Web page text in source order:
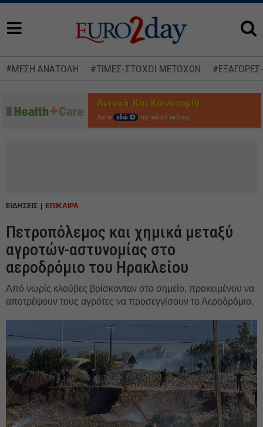
#ΜΕΣΗ ΑΝΑΤΟΛΗ #ΤΙΜΕΣ-ΣΤΟΧΟΙ ΜΕΤΟΧΩΝ
Δείτε εδώ την ειδική έκδοση
ΕΙΔΗΣΕΙΣ ΕΠΙΚΑΙΡΑ
Πετροπόλεμος και χημικά μεταξύ
αγροτών-αστυνομίας στο
αεροδρόμιο του Ηρακλείου
Από νωρίς κλούβες βρίσκονταν στο σημείο, προκειμένου να
αποτρέψουν τους αγρότες να προσεγγίσουν το Αεροδρόμιο.